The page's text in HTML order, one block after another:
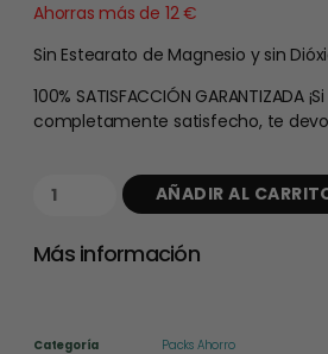
Ahorras más de 12 €
Sin Estearato de Magnesio y sin
100% SATISFACCIÓN GARANTIZADA
completamente satisfecho, te
AÑADIR AL
Más información
Categoría Packs Ahorro